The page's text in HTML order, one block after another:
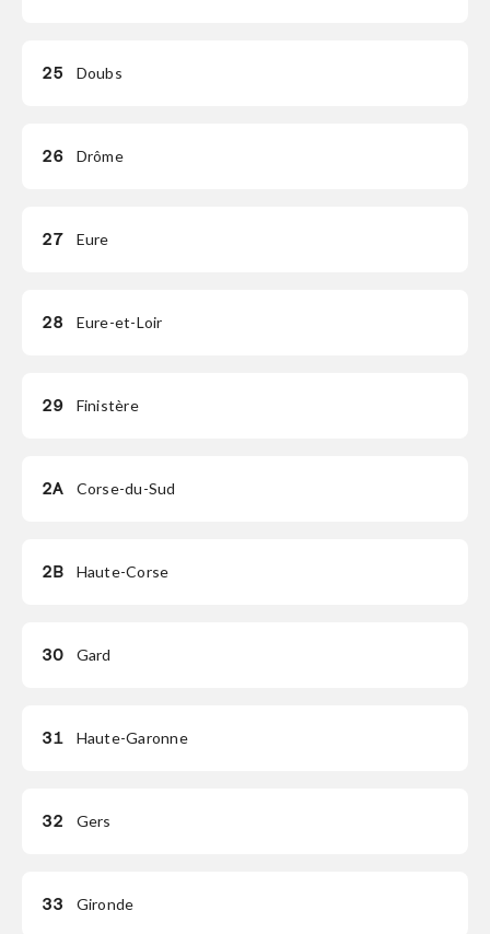
25 Doubs
26 Drôme
27 Eure
28 Eure-et-Loir
29 Finistère
2A Corse-du-Sud
2B Haute-Corse
30 Gard
31 Haute-Garonne
32 Gers
33 Gironde